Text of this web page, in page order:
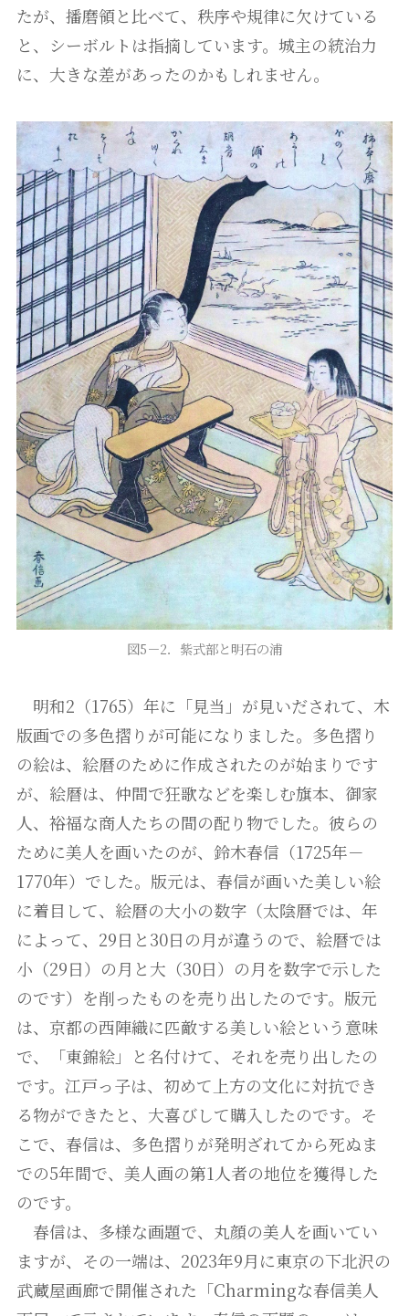
たが、播磨領と比べて、秩序や規律に欠けている
と、シーボルトは指摘しています。城主の統治力
に、大きな差があったのかもしれません。
図5－2．紫式部と明石の浦
明和2（1765）年に「見当」が見いだされて、木
版画での多色摺りが可能になりました。多色摺り
の絵は、絵暦のために作成されたのが始まりです
が、絵暦は、仲間で狂歌などを楽しむ旗本、御家
人、裕福な商人たちの間の配り物でした。彼らの
ために美人を画いたのが、鈴木春信（1725年－
1770年）でした。版元は、春信が画いた美しい絵
に着目して、絵暦の大小の数字（太陰暦では、年
によって、29日と30日の月が違うので、絵暦では
小（29日）の月と大（30日）の月を数字で示した
のです）を削ったものを売り出したのです。版元
は、京都の西陣織に匹敵する美しい絵という意味
で、「東錦絵」と名付けて、それを売り出したの
です。江戸っ子は、初めて上方の文化に対抗でき
る物ができたと、大喜びして購入したのです。そ
こで、春信は、多色摺りが発明ざれてから死ぬま
での5年間で、美人画の第1人者の地位を獲得した
のです。
春信は、多様な画題で、丸顔の美人を画いてい
ますが、その一端は、2023年9月に東京の下北沢の
武蔵屋画廊で開催された「Charmingな春信美人